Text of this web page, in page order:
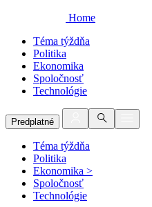
Home
Téma týždňa
Politika
Ekonomika
Spoločnosť
Technológie
Predplatné
Téma týždňa
Politika
Ekonomika >
Spoločnosť
Technológie